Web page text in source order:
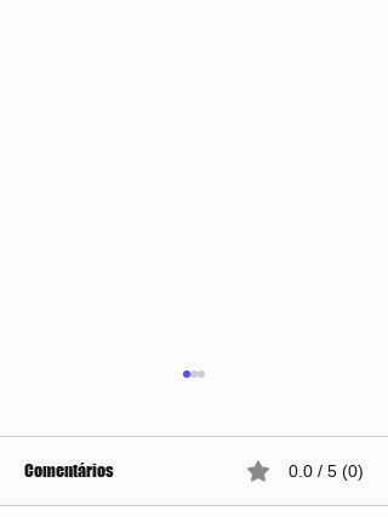
Comentários 0.0 / 5 (0)